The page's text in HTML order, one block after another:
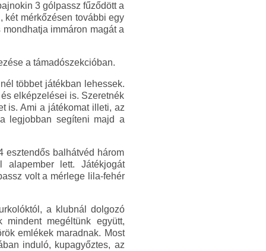
3 gólpassz fűződött a
két mérkőzésen további egy
immáron magát a
a támadószekcióban.
többet játékban lehessek.
elképzelései is. Szeretnék
is. Ami a játékomat illeti, az
legjobban segíteni majd a
esztendős balhátvéd három
alapember lett. Játékjogát
volt a mérlege lila-fehér
a klubnál dolgozó
megéltünk együtt,
emlékek maradnak. Most
induló, kupagyőztes, az